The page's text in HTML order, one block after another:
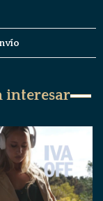
interesar